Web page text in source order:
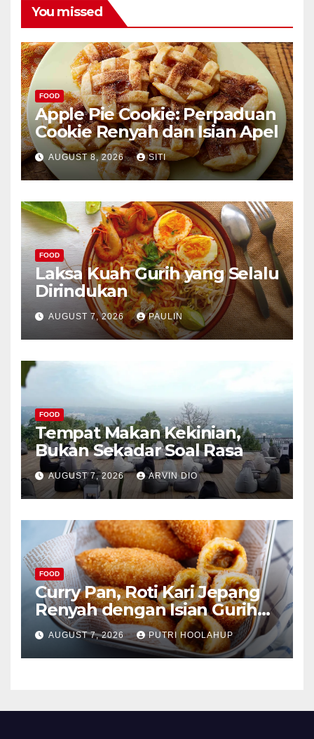
You missed
FOOD
Apple Pie Cookie: Perpaduan
Cookie Renyah dan Isian Apel
AUGUST 8, 2026 SITI
FOOD
Laksa Kuah Gurih yang Selalu
Dirindukan
AUGUST 7, 2026 PAULIN
FOOD
Tempat Makan Kekinian,
Bukan Sekadar Soal Rasa
AUGUST 7, 2026 ARVIN DIO
FOOD
Curry Pan, Roti Kari Jepang
Renyah dengan Isian Gurih
Menggoda
AUGUST 7, 2026 PUTRI HOOLAHUP